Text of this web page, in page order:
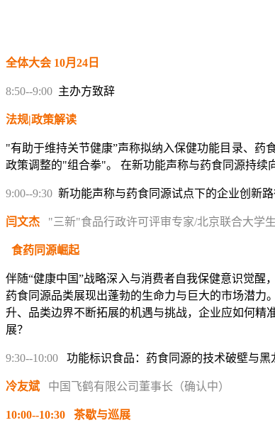
全体大会 10月24日
8:50--9:00 主办方致辞
法规|政策解读
"有助于维持关节健康”声称拟纳入保健功能目录、药
政策调整的"组合拳"。 在新功能声称与药食同源持续
9:00--9:30 新功能声称与药食同源试点下的企业创新
闫文杰 "三新"食品行政许可评审专家/北京联合大学
食药同源崛起
伴随“健康中国”战略深入与消费者自我保健意识觉醒
药食同源品类展现出蓬勃的生命力与巨大的市场潜力
升、品类边界不断拓展的机遇与挑战，企业应如何精
展？
9:30--10:00 功能标识食品 ：药食同源的技术破壁与
冷友斌 中国飞鹤有限公司董事长（确认中）
10:00--10:30 茶歇与巡展